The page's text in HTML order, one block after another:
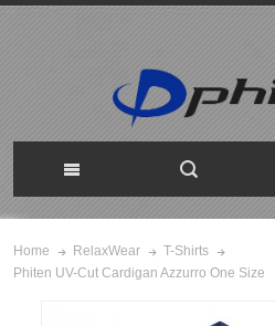
Home RelaxWear
T-Shirts
Phiten UV-Cut Cardigan Azzurro One Size